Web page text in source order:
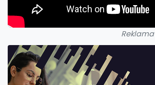
Reklama